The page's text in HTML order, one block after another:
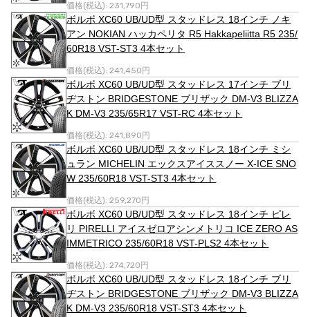
価格(税込): 231,790円
ボルボ XC60 UB/UD型 スタッドレス 18インチ ノキ
アン NOKIAN ハッカペリタ R5 Hakkapeliitta R5 235/
60R18 VST-ST3 4本セット
価格(税込): 241,450円
ボルボ XC60 UB/UD型 スタッドレス 17インチ ブリ
ヂストン BRIDGESTONE ブリザック DM-V3 BLIZZA
K DM-V3 235/65R17 VST-RC 4本セット
価格(税込): 241,890円
ボルボ XC60 UB/UD型 スタッドレス 18インチ ミシ
ュラン MICHELIN エックスアイススノー X-ICE SNO
W 235/60R18 VST-ST3 4本セット
価格(税込): 259,270円
ボルボ XC60 UB/UD型 スタッドレス 18インチ ピレ
リ PIRELLI アイスゼロアシンメトリコ ICE ZERO AS
IMMETRICO 235/60R18 VST-PLS2 4本セット
価格(税込): 274,720円
ボルボ XC60 UB/UD型 スタッドレス 18インチ ブリ
ヂストン BRIDGESTONE ブリザック DM-V3 BLIZZA
K DM-V3 235/60R18 VST-ST3 4本セット